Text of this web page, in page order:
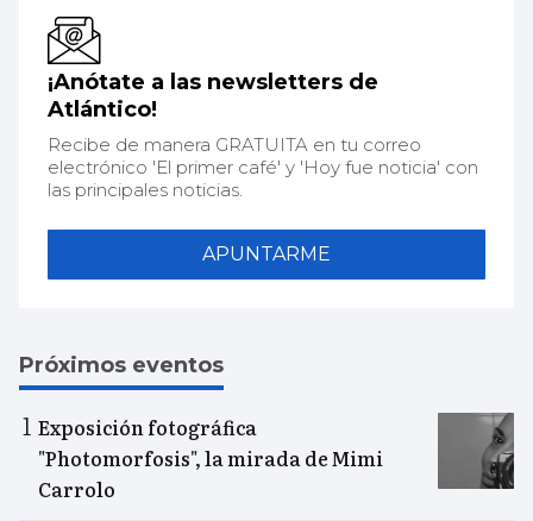
¡Anótate a las newsletters de
Atlántico!
Recibe de manera GRATUITA en tu correo
electrónico 'El primer café' y 'Hoy fue noticia' con
las principales noticias.
APUNTARME
Próximos eventos
Exposición fotográfica
"Photomorfosis", la mirada de Mimi
Carrolo